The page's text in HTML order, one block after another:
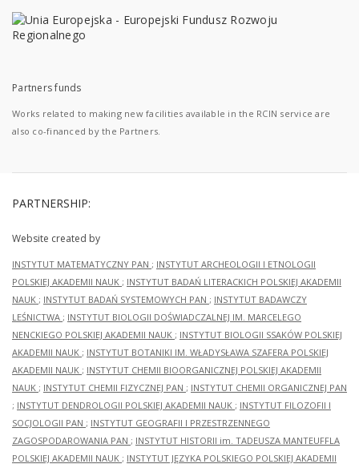
Partners funds
Works related to making new facilities available in the RCIN service are
also co-financed by the Partners.
PARTNERSHIP:
Website created by
INSTYTUT MATEMATYCZNY PAN ; INSTYTUT ARCHEOLOGII I ETNOLOGII
POLSKIEJ AKADEMII NAUK ; INSTYTUT BADAŃ LITERACKICH POLSKIEJ AKADEMII
NAUK ; INSTYTUT BADAŃ SYSTEMOWYCH PAN ; INSTYTUT BADAWCZY
LEŚNICTWA ; INSTYTUT BIOLOGII DOŚWIADCZALNEJ IM. MARCELEGO
NENCKIEGO POLSKIEJ AKADEMII NAUK ; INSTYTUT BIOLOGII SSAKÓW POLSKIEJ
AKADEMII NAUK ; INSTYTUT BOTANIKI IM. WŁADYSŁAWA SZAFERA POLSKIEJ
AKADEMII NAUK ; INSTYTUT CHEMII BIOORGANICZNEJ POLSKIEJ AKADEMII
NAUK ; INSTYTUT CHEMII FIZYCZNEJ PAN ; INSTYTUT CHEMII ORGANICZNEJ PAN
; INSTYTUT DENDROLOGII POLSKIEJ AKADEMII NAUK ; INSTYTUT FILOZOFII I
SOCJOLOGII PAN ; INSTYTUT GEOGRAFII I PRZESTRZENNEGO
ZAGOSPODAROWANIA PAN ; INSTYTUT HISTORII im. TADEUSZA MANTEUFFLA
POLSKIEJ AKADEMII NAUK ; INSTYTUT JĘZYKA POLSKIEGO POLSKIEJ AKADEMII